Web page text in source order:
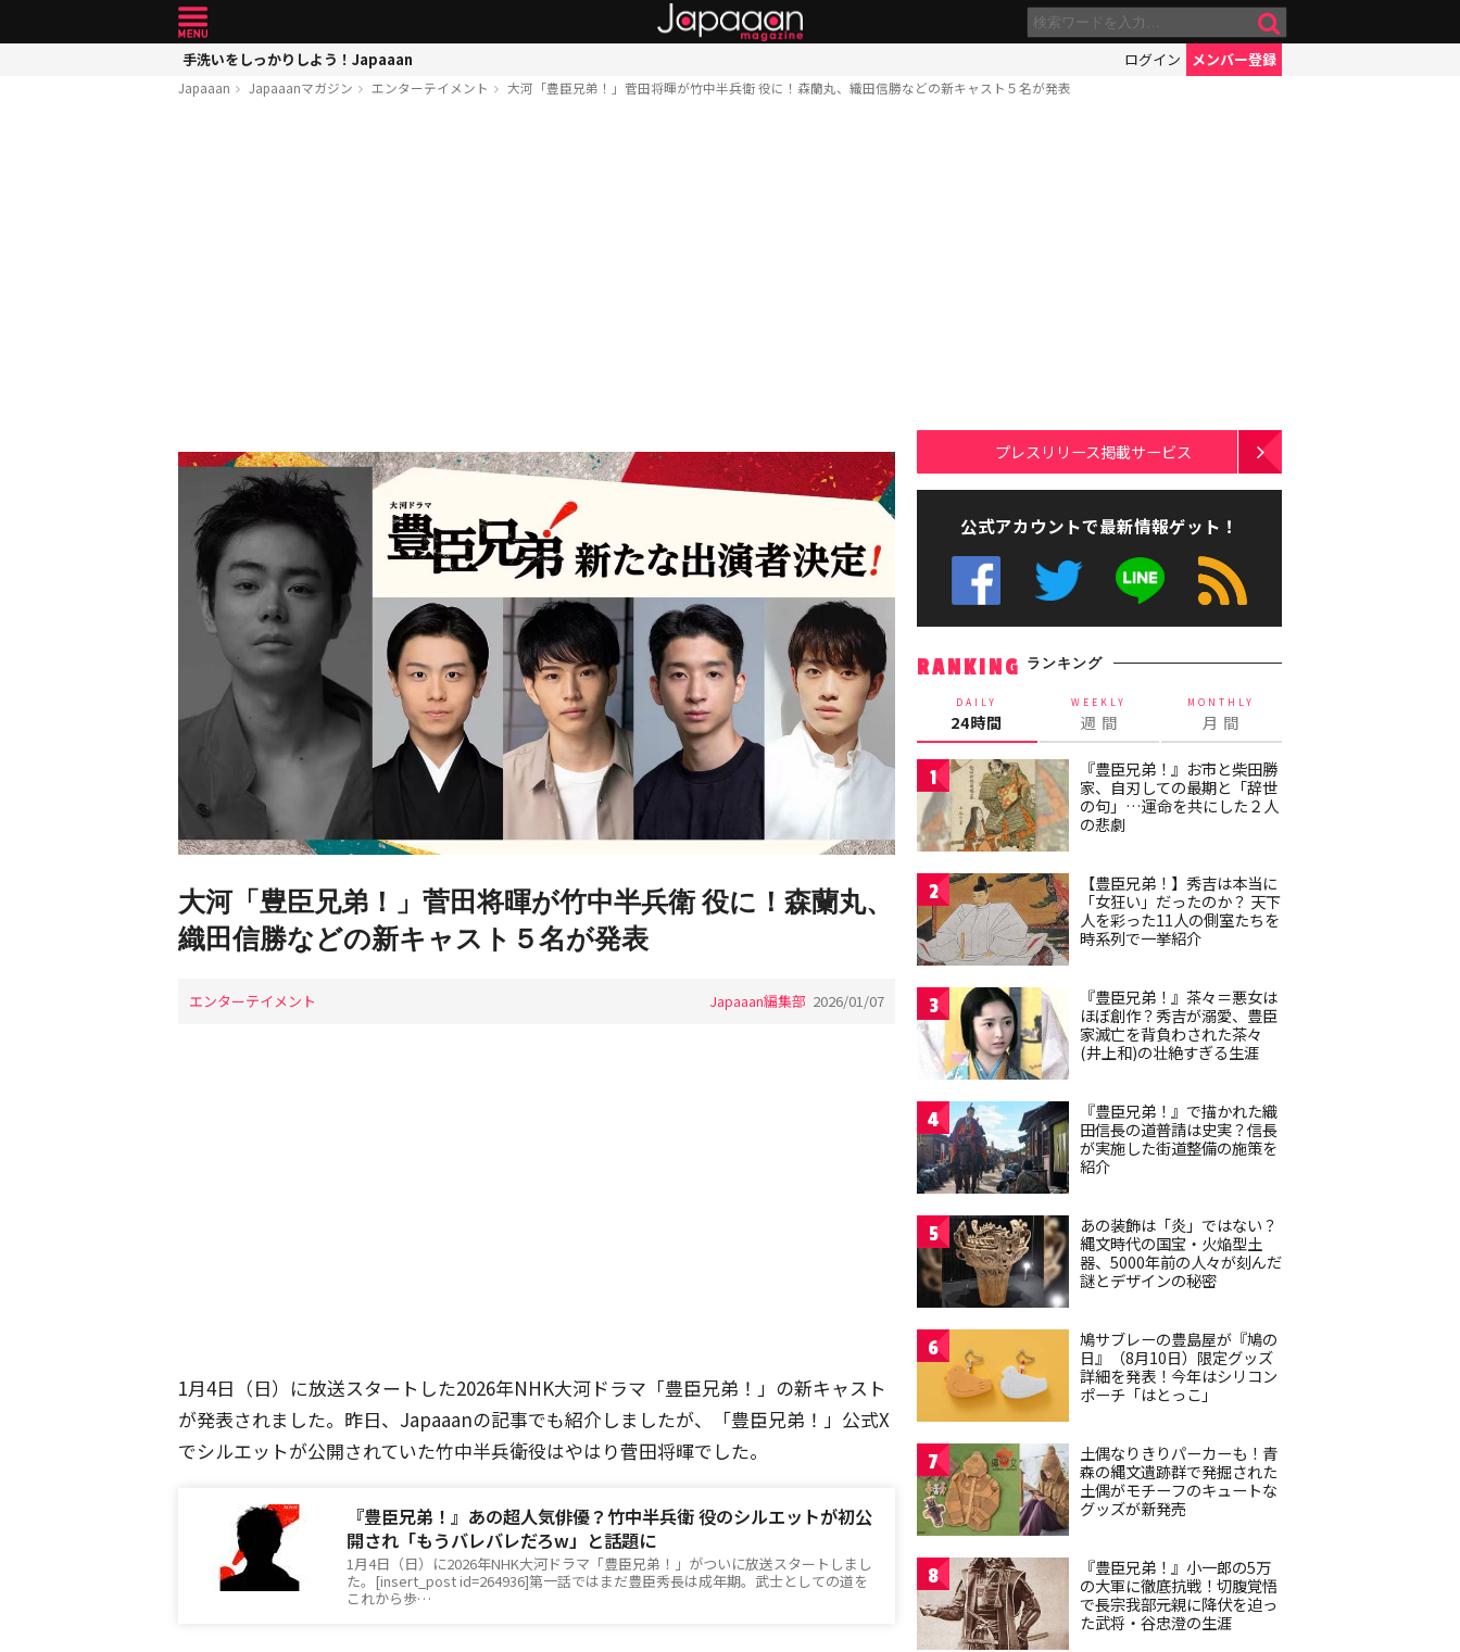
手洗いをしっかりしよう！Japaaan ログイン メンバー登録
Japaaan Japaaanマガジン エンターテイメント 大河「豊臣兄弟！」菅田将暉が竹中半兵衛 役に！森蘭丸、織田信勝などの新キャスト５名が発表
大河「豊臣兄弟！」菅田将暉が竹中半兵衛 役に！森蘭丸、
織田信勝などの新キャスト５名が発表
エンターテイメント Japaaan編集部 2026/01/07
1月4日（日）に放送スタートした2026年NHK大河ドラマ「豊臣兄弟！」の新キャスト
が発表されました。昨日、Japaaanの記事でも紹介しましたが、「豊臣兄弟！」公式X
でシルエットが公開されていた竹中半兵衛役はやはり菅田将暉でした。
『豊臣兄弟！』あの超人気俳優？竹中半兵衛 役のシルエットが初公
開され「もうバレバレだろw」と話題に
1月4日（日）に2026年NHK大河ドラマ「豊臣兄弟！」がついに放送スタートしまし
た。[insert_post id=264936]第一話ではまだ豊臣秀長は成年期。武士としての道を
これから歩…
プレスリリース掲載サービス
公式アカウントで最新情報ゲット！
RANKING ランキング
DAILY
24時間
WEEKLY
週 間
MONTHLY
月 間
1
『豊臣兄弟！』お市と柴田勝
家、自刃しての最期と「辞世
の句」…運命を共にした２人
の悲劇
2
【豊臣兄弟！】秀吉は本当に
「女狂い」だったのか？ 天下
人を彩った11人の側室たちを
時系列で一挙紹介
3
『豊臣兄弟！』茶々＝悪女は
ほぼ創作？秀吉が溺愛、豊臣
家滅亡を背負わされた茶々
(井上和)の壮絶すぎる生涯
4
『豊臣兄弟！』で描かれた織
田信長の道普請は史実？信長
が実施した街道整備の施策を
紹介
5
あの装飾は「炎」ではない？
縄文時代の国宝・火焔型土
器、5000年前の人々が刻んだ
謎とデザインの秘密
6
鳩サブレーの豊島屋が『鳩の
日』（8月10日）限定グッズ
詳細を発表！今年はシリコン
ポーチ「はとっこ」
7
土偶なりきりパーカーも！青
森の縄文遺跡群で発掘された
土偶がモチーフのキュートな
グッズが新発売
8
『豊臣兄弟！』小一郎の5万
の大軍に徹底抗戦！切腹覚悟
で長宗我部元親に降伏を迫っ
た武将・谷忠澄の生涯